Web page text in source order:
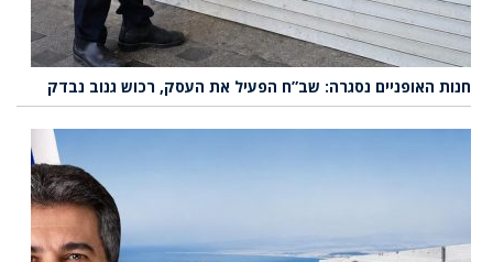
חנות האופניים נסגרה: שב”ח הפעיל את העסק, רכוש גנוב נבדק